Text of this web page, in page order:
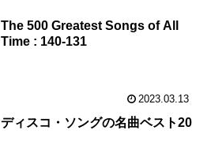
The 500 Greatest Songs of All
Time : 140-131
2023.03.13
ディスコ・ソングの名曲ベスト20